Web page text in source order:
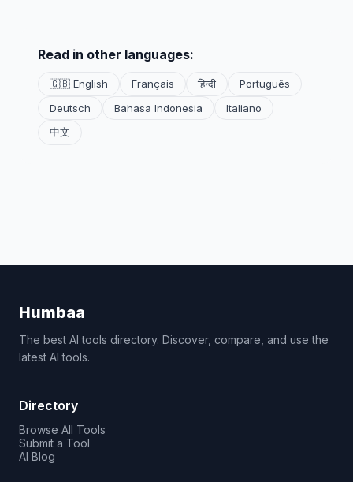
Read in other languages:
🇬🇧 English Français हिन्दी
Português
Deutsch
Bahasa Indonesia
Italiano
中文
Humbaa
The best AI tools directory. Discover, compare, and use the
latest AI tools.
Directory
Browse All Tools
Submit a Tool
AI Blog